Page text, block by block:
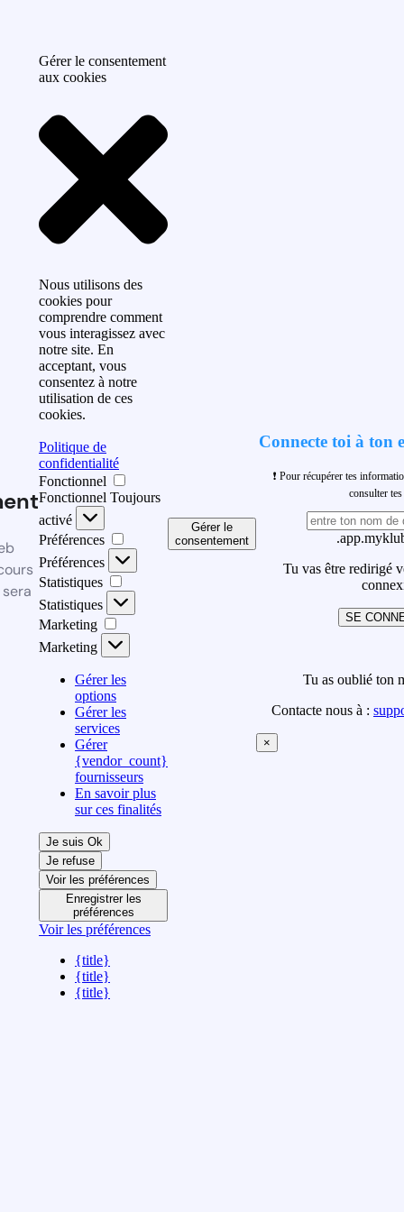
Gérer le consentement
aux cookies
Nous utilisons des
cookies pour
comprendre comment
vous interagissez avec
notre site. En
acceptant, vous
consentez à notre
utilisation de ces
cookies.
Politique de
confidentialité
Fonctionnel
Fonctionnel Toujours
activé
Préférences
Préférences
Statistiques
Statistiques
Marketing
Marketing
Gérer les
options
Gérer les
services
Gérer
{vendor_count}
fournisseurs
En savoir plus
sur ces finalités
Je suis Ok
Je refuse
Voir les préférences
Enregistrer les
préférences
Voir les préférences
{title}
{title}
{title}
Gérer le
consentement
Connecte toi à ton
❗ Pour récupérer tes
consulter
Tu vas être redirigé
SE
Tu as oublié ton
Contacte nous à :
×